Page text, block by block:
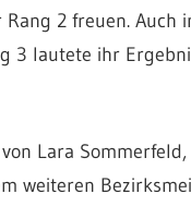
2 freuen.
3 lautete ihr
Lara
weiteren